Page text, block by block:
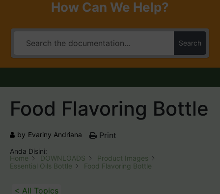
How Can We Help?
Search
Food Flavoring Bottle
by Evariny Andriana Print
Anda Disini:
Home
DOWNLOADS
Product Images
Essential Oils Bottle
Food Flavoring Bottle
< All Topics